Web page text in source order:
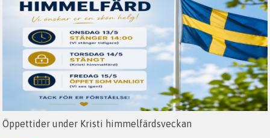
Öppettider under Kristi himmelfärdsveckan